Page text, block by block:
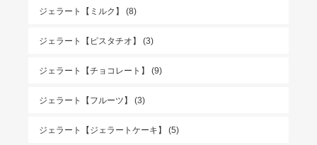
ジェラート【ミルク】 (8)
ジェラート【ピスタチオ】 (3)
ジェラート【チョコレート】 (9)
ジェラート【フルーツ】 (3)
ジェラート【ジェラートケーキ】 (5)